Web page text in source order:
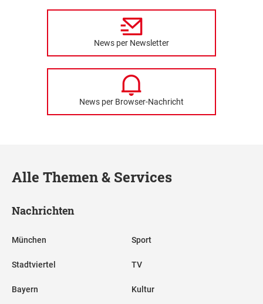
News per Newsletter
News per Browser-Nachricht
Alle Themen & Services
Nachrichten
München
Stadtviertel
Bayern
Sport
TV
Kultur